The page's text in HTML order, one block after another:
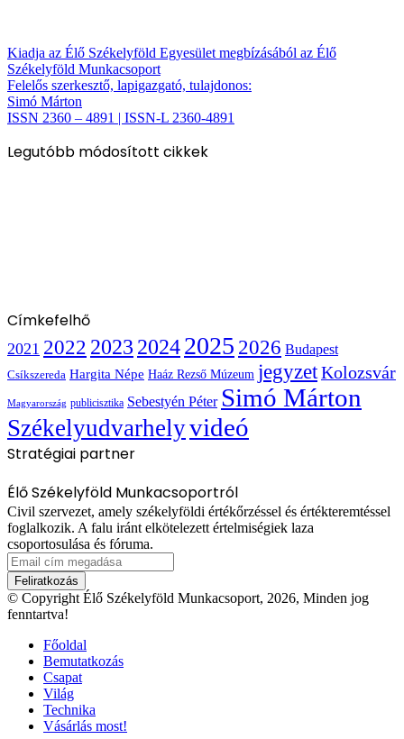
Kiadja az Élő Székelyföld Egyesület megbízásából az Élő
Székelyföld Munkacsoport
Felelős szerkesztő, lapigazgató, tulajdonos:
Simó Márton
ISSN 2360 – 4891 | ISSN-L 2360-4891
Legutóbb módosított cikkek
Címkefelhő
2021 2022 2023 20242025 2026 Budapest
Csíkszereda Hargita Népe Haáz Rezső Múzeum jegyzetKolozsvár
Magyarország publicisztika Sebestyén Péter Simó Márton
Székelyudvarhelyvideó
Stratégiai partner
Élő Székelyföld Munkacsoportról
Civil szervezet, amely székelyföldi értékőrzéssel és értékteremtéssel
foglalkozik. A falu iránt elkötelezett értelmiségiek laza
csoportosulása és fóruma.
Email
cím
megadása
© Copyright Élő Székelyföld Munkacsoport, 2026, Minden jog
fenntartva!
Főoldal
Bemutatkozás
Csapat
Világ
Technika
Vásárlás most!